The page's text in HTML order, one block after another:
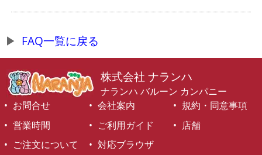
FAQ一覧に戻る
株式会社 ナランハ
ナランハ バルーン カンパニー
お問合せ
会社案内
規約・同意事項
営業時間
ご利用ガイド
店舗
ご注文について
対応ブラウザ